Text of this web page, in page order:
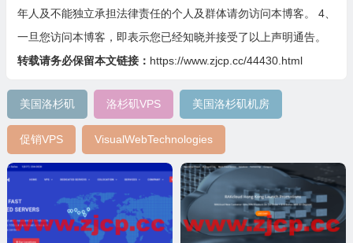
年人及不能独立承担法律责任的个人及群体请勿访问本博客。 4、
一旦您访问本博客，即表示您已经知晓并接受了以上声明通告。
转载请务必保留本文链接： https://www.zjcp.cc/44430.html
美国洛杉矶 洛杉矶VPS 美国洛杉矶机房
促销VPS VisualWebTechnologies